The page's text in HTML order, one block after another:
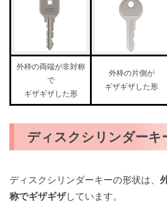
外枠の両端が非対称
で
ギザギザした形
外枠の片側が
ギザギザした形
ディスクシリンダーキ
ディスクシリンダーキーの形状は、
称でギザギザしています。